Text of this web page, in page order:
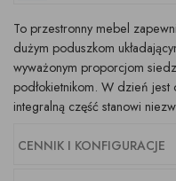
To przestronny mebel
dużym poduszkom
wyważonym proporcjom
podłokietnikom. W dzień jest
integralną część stanowi
CENNIK I KONFIGURACJE